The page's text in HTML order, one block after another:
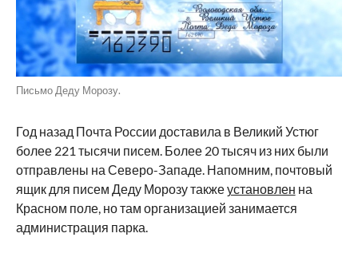
Письмо Деду Морозу.
Год назад Почта России доставила в Великий Устюг
более 221 тысячи писем. Более 20 тысяч из них были
отправлены на Северо-Западе. Напомним, почтовый
ящик для писем Деду Морозу такжеустановлен на
Красном поле, но там организацией занимается
администрация парка.